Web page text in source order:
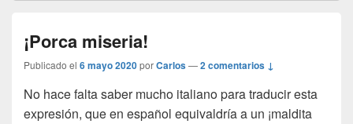
¡Porca miseria!
Publicado el 6 mayo 2020porCarlos—2 comentarios ↓
No hace falta saber mucho italiano para traducir esta
expresión, que en español equivaldría a un ¡maldita